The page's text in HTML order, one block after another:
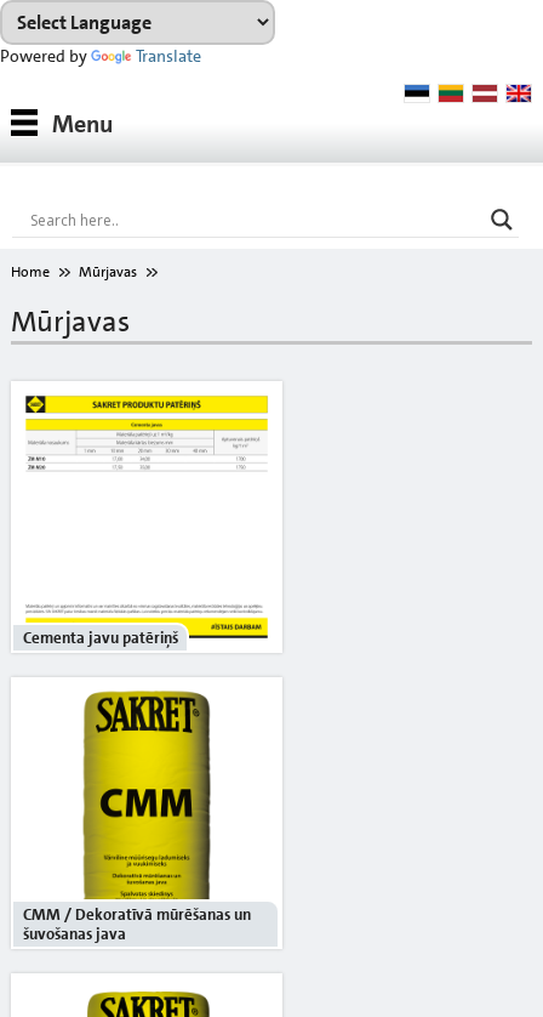
Powered by Translate
Produkti
Produktu sistēmas
Konsultācijas
Noma
Projekti
Toņu karte
Par mums
Menu
Home Mūrjavas
Mūrjavas
Cementa javu patēriņš
CMM / Dekoratīvā mūrēšanas un
šuvošanas java